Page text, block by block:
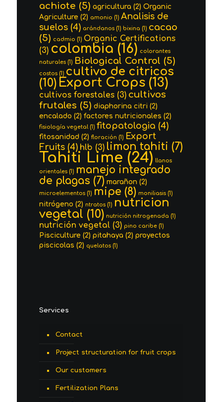
achiote (5) agricultura (2) Organic
Agriculture (2) amonio (1) Analisis de
suelos(4) arándanos(1) bixina (1) cacao
(5) cadmio (1) Organic Certifications
(3) colombia (16) colorantes
naturales(1) Biological Control (5)
costos(1) cultivo de citricos
(10) Export Crops(13)
cultivos forestales(3) cultivos
frutales (5) diaphorina citri (2)
encalado (2) factores nutricionales (2)
fisiología vegetal(1) fitopatologia (4)
fitosanidad (2) floración (1) Export
Fruits(4) hlb (3) limon tahiti (7)
Tahiti Lime (24) llanos
orientales(1) manejo integrado
de plagas (7) marañon (2)
microelementos(1) mipe (8) moniliasis(1)
nitrógeno (2) ntratos(1) nutricion
vegetal (10) nutrición nitrogenada (1)
nutrición vegetal(3) pino caribe(1)
Pisciculture (2) pitahaya (2) proyectos
piscicolas (2) quelatos(1)
Services
Contact
Project structuration for fruit crops
Our customers
Fertilization Plans